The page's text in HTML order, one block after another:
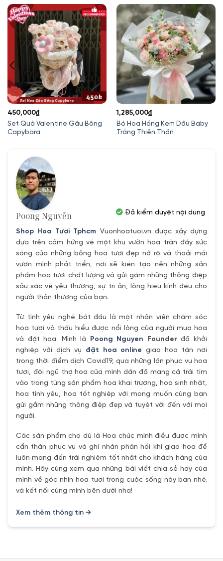
Set Quà Valentine Gấu Bông
Capybara
450,000₫
Bó Hoa Hồng Kem Dâu Baby
Trắng Thiên Thần
1,285,000₫
Poong Nguyễn
Shop Hoa Tươi Tphcm Vuonhoatuoi.vn được xây dựng
dựa trên cảm hứng về một khu vườn hoa tràn đầy sức
sống của những bông hoa tươi đẹp nở rộ và thoải mái
vươn mình phát triển, nơi sẽ kiến tạo nên những sản
phẩm hoa tươi chất lượng và gửi gắm những thông điệp
sâu sắc về yêu thương, sự tri ân, lòng hiếu kính đếu cho
người thân thương của bạn.
Từ tình yêu nghề bắt đầu là một nhân viên chăm sóc
hoa tươi và thấu hiểu được nổi lòng của người mua hoa
và đặt hoa. Mình là Poong Nguyen Founder đã khởi
nghiệp với dịch vụ đặt hoa online giao hoa tận nơi
trong thời điểm dịch Covid19, qua những lần phục vụ hoa
tươi, đội ngũ thợ hoa của mình dần đã mang cả trái tím
vào trong từng sản phẩm hoa khai trương, hoa sinh nhật,
hoa tình yêu, hoa tốt nghiệp với mong muốn cùng bạn
gửi gắm những thông điệp đẹp và tuyệt vời đến với mọi
người.
Các sản phẩm cho dù là Hoa chúc mình điều được mình
cẩn thận phục vụ và ghi nhận phản hồi khi giao hoa để
luôn mang đến trải nghiệm tốt nhất cho khách hàng của
mình. Hãy cùng xem qua những bài viết chia sẻ hay của
mình về góc nhìn hoa tươi trong cuộc sống này bạn nhé.
và kết nối cùng mình bên dưới nha!
Xem thêm thông tin →
Đã kiểm duyệt nội dung